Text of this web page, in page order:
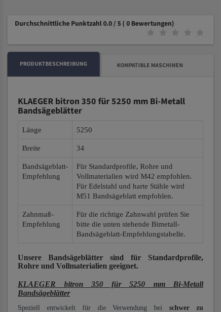
Durchschnittliche Punktzahl 0.0 / 5 ( 0 Bewertungen)
PRODUKTBESCHREIBUNG KOMPATIBLE MASCHINEN
KLAEGER bitron 350 für 5250 mm Bi-Metall
Bandsägeblätter
Länge 5250
Breite 34
Bandsägeblatt-
Empfehlung
Für Standardprofile, Rohre und
Vollmaterialien wird M42 empfohlen.
Für Edelstahl und harte Stähle wird
M51 Bandsägeblatt empfohlen.
Zahnmaß-
Empfehlung
Für die richtige Zahnwahl prüfen Sie
bitte die unten stehende Bimetall-
Bandsägeblatt-Empfehlungstabelle.
Unsere Bandsägeblätter sind für Standardprofile,
Rohre und Vollmaterialien geeignet.
KLAEGER bitron 350 für 5250 mm Bi-Metall
Bandsägeblätter
Speziell entwickelt für die Verwendung beischwer zu